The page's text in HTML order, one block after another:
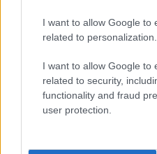
I want to allow Google to
related to personalization.
I want to allow Google to
related to security,
functionality and fraud
user protection.
Costruire carriere con
Andrea Innocenti · 5 Ago 2026
FUTURE